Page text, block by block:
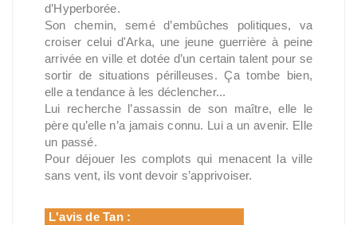
d’Hyperborée.
Son chemin, semé d’embûches politiques, va
croiser celui d'Arka, une jeune guerrière à peine
arrivée en ville et dotée d’un certain talent pour se
sortir de situations périlleuses. Ça tombe bien,
elle a tendance à les déclencher...
Lui recherche l’assassin de son maître, elle le
père qu’elle n’a jamais connu. Lui a un avenir. Elle
un passé.
Pour déjouer les complots qui menacent la ville
sans vent, ils vont devoir s’apprivoiser.
L'avis de Tan :